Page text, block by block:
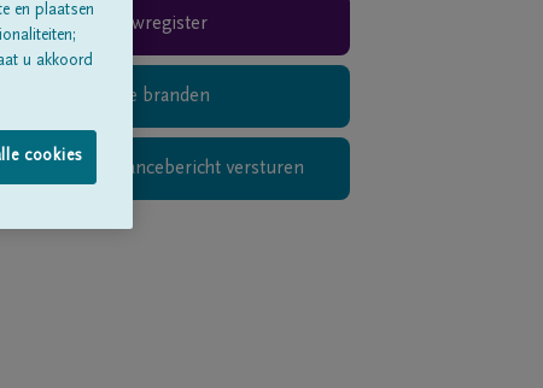
Rouwregister
Digitaal kaarsje branden
Privé condoléancebericht versturen
en plaatsen
u akkoord
cookies